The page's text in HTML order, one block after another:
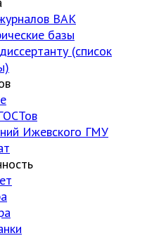
ВАК
базы
(список
Ижевского ГМУ